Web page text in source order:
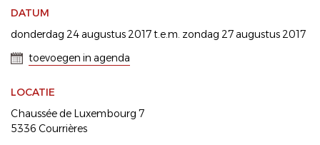
DATUM
donderdag 24 augustus 2017 t.e.m. zondag 27 augustus 2017
toevoegen in agenda
LOCATIE
Chaussée de Luxembourg 7
5336 Courrières